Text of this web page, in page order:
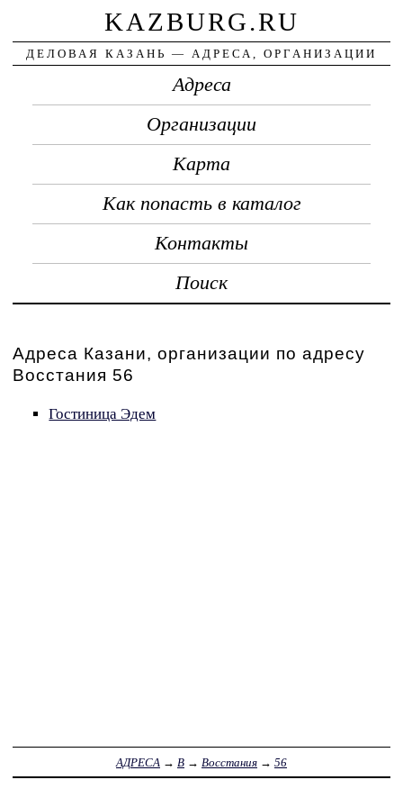
KAZBURG.RU
ДЕЛОВАЯ КАЗАНЬ — АДРЕСА, ОРГАНИЗАЦИИ
Адреса
Организации
Карта
Как попасть в каталог
Контакты
Поиск
Адреса Казани, организации по адресу
Восстания 56
Гостиница Эдем
АДРЕСА → В → Восстания → 56